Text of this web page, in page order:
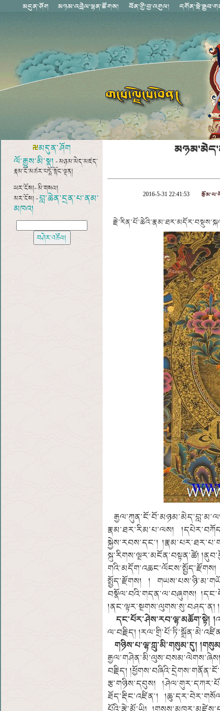
མདུན་ཤོག
ལོ་རྒྱུས་མི་སྣ། - མཉམ་མེད་མཛད་
རྣམ་ངོ་མཚར་པདྨོ་སྟོང་ལྡན།
ཡར་ངོས།- མི་གསལ།
མར་ངོས། -བླ་ཆེན་དྲན་པ་ནམ་
མཁའ།
2016-5-31 22:41:53
རྣམ་ཐར་རིམ་པ་ལས།
སྐྱེས་རབས་དང་།
སྐུ་རིགས་ལྔར་མངོན་བསྟན་ཚེ།
སྤྱོད་རྫོགས། །
བསྣོལ་བའི་གདན་ལ་བཞུགས།
།ནང་ལྟར་སྔགས་ལུགས་སུ་བཤད་ན། །
དང་པོར་ཤེས་རབ་ལྷ་མཆོག་སྟེ། །
ལ་བརྗིད།
གཉིས་པ་ལྷ་ཀླུ་མི་གསུམ་དུ།
བརྗིད།
རྩ་གཉིས་དབུས།
ཐོད་རྡིང་འཛིན་།